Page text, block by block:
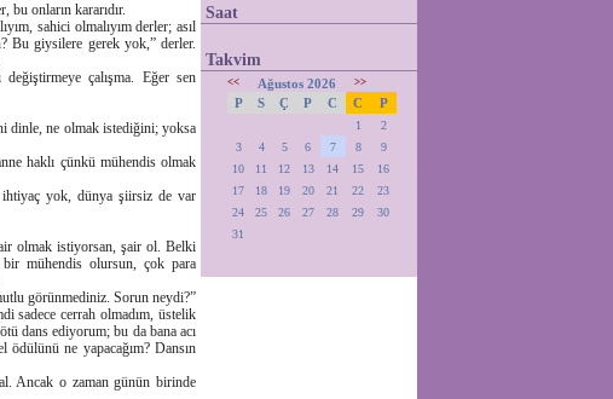
bu onların kararıdır.
sahici olmalıyım derler; asıl
Bu giysilere gerek yok,” derler.
çalışma. Eğer sen
dinle, ne olmak istediğini; yoksa
haklı çünkü mühendis olmak
ihtiyaç yok, dünya şiirsiz de var
olmak istiyorsan, şair ol. Belki
mühendis olursun, çok para
görünmediniz. Sorun neydi?”
sadece cerrah olmadım, üstelik
dans ediyorum; bu da bana acı
ne yapacağım? Dansın
Ancak o zaman günün birinde
Saat
Takvim
<< Ağustos 2026 >>
P S Ç P C C P
1
2
3
4 5 6 7 8
9
10
11 12 13 14 15
16
17
18 19 20 21 22
23
24
25 26 27 28 29
30
31